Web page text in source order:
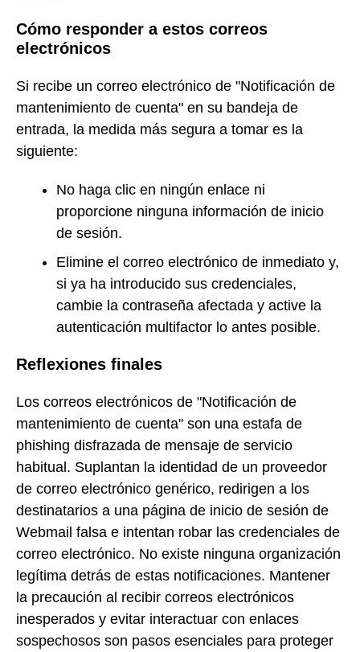
Cómo responder a estos correos
electrónicos
Si recibe un correo electrónico de "Notificación de
mantenimiento de cuenta" en su bandeja de
entrada, la medida más segura a tomar es la
siguiente:
No haga clic en ningún enlace ni
proporcione ninguna información de inicio
de sesión.
Elimine el correo electrónico de inmediato y,
si ya ha introducido sus credenciales,
cambie la contraseña afectada y active la
autenticación multifactor lo antes posible.
Reflexiones finales
Los correos electrónicos de "Notificación de
mantenimiento de cuenta" son una estafa de
phishing disfrazada de mensaje de servicio
habitual. Suplantan la identidad de un proveedor
de correo electrónico genérico, redirigen a los
destinatarios a una página de inicio de sesión de
Webmail falsa e intentan robar las credenciales de
correo electrónico. No existe ninguna organización
legítima detrás de estas notificaciones. Mantener
la precaución al recibir correos electrónicos
inesperados y evitar interactuar con enlaces
sospechosos son pasos esenciales para proteger